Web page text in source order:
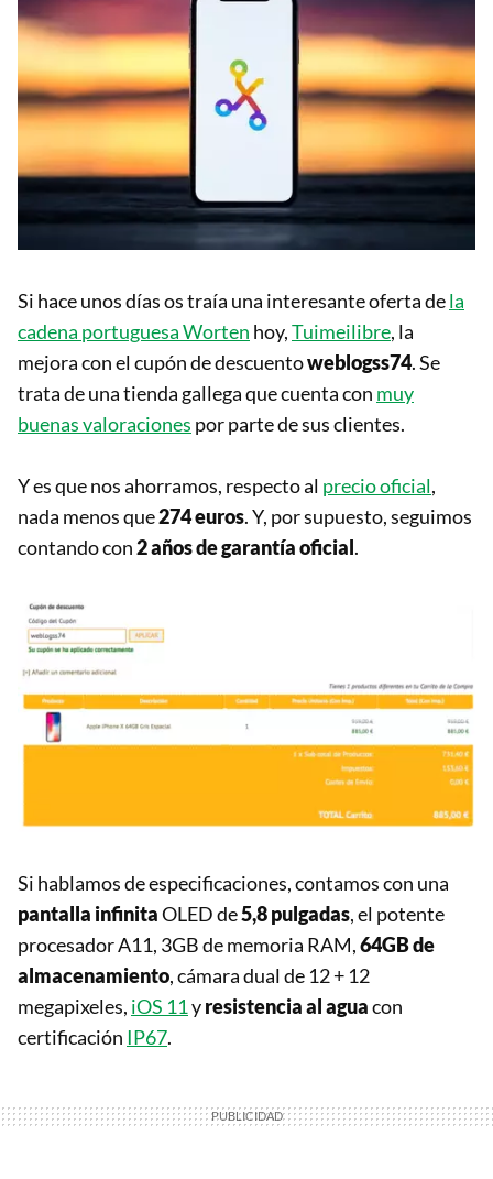
Si hace unos días os traía una interesante oferta dela
cadena portuguesa Worten hoy,Tuimeilibre, la
mejora con el cupón de descuentoweblogss74. Se
trata de una tienda gallega que cuenta con muy
buenas valoraciones por parte de sus clientes.
Y es que nos ahorramos, respecto al precio oficial,
nada menos que274 euros. Y, por supuesto, seguimos
contando con2 años de garantía oficial.
Si hablamos de especificaciones, contamos con una
pantalla infinitaOLED de5,8 pulgadas, el potente
procesador A11, 3GB de memoria RAM,64GB de
almacenamiento, cámara dual de 12 + 12
megapixeles, iOS 11yresistencia al aguacon
certificación IP67.